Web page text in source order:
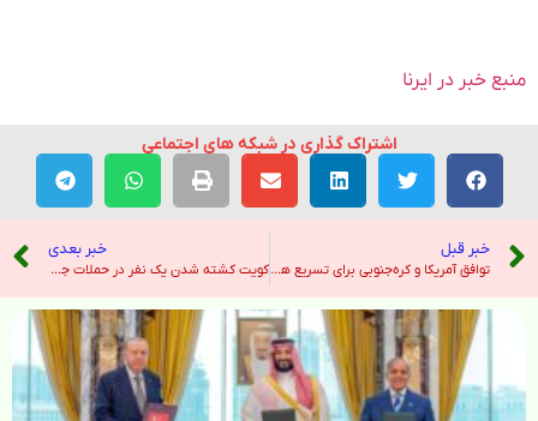
منبع خبر در ایرنا
اشتراک گذاری در شبکه های اجتماعی
خبر قبل
توافق آمریکا و کره‌جنوبی برای تسریع همکاری هسته‌ای – صدای آمریکا
خبر بعدی
کویت کشته شدن یک نفر در حملات جمهوری اسلامی را تأیید کرد؛ واکنش‌های منطقه‌ای ادامه دارد – صدای آمریکا